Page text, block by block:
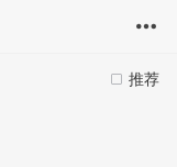
推荐